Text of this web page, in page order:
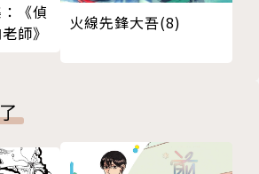
《偵
師》
火線先鋒大吾(8)